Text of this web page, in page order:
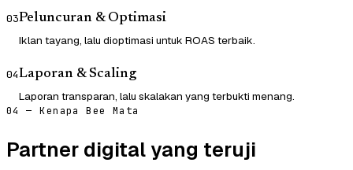
03Peluncuran & Optimasi
Iklan tayang, lalu dioptimasi untuk ROAS terbaik.
04Laporan & Scaling
Laporan transparan, lalu skalakan yang terbukti menang.
04 — Kenapa Bee Mata
Partner digital yang teruji